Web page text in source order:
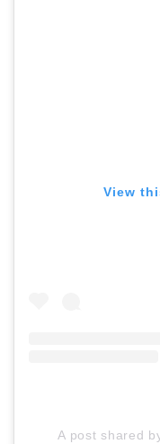
View
A post shared